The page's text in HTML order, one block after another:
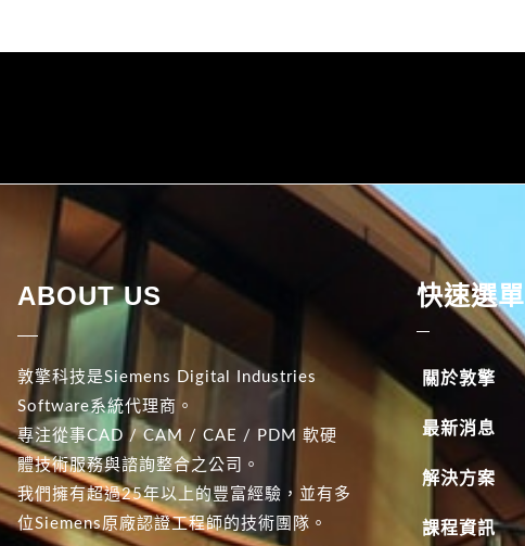
ABOUT US
敦擎科技是Siemens Digital Industries
Software系統代理商。
專注從事CAD / CAM / CAE / PDM 軟硬
體技術服務與諮詢整合之公司。
我們擁有超過25年以上的豐富經驗，並有多
位Siemens原廠認證工程師的技術團隊。
快速選單
關於敦擎
最新消息
解決方案
課程資訊